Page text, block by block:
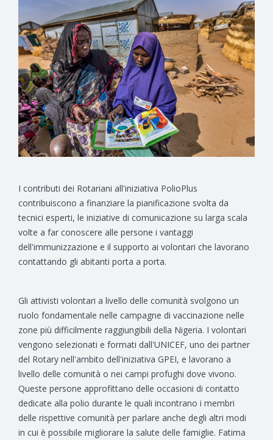
I contributi dei Rotariani all'iniziativa PolioPlus
contribuiscono a finanziare la pianificazione svolta da
tecnici esperti, le iniziative di comunicazione su larga scala
volte a far conoscere alle persone i vantaggi
dell'immunizzazione e il supporto ai volontari che lavorano
contattando gli abitanti porta a porta.
Gli attivisti volontari a livello delle comunità svolgono un
ruolo fondamentale nelle campagne di vaccinazione nelle
zone più difficilmente raggiungibili della Nigeria. I volontari
vengono selezionati e formati dall'UNICEF, uno dei partner
del Rotary nell'ambito dell'iniziativa GPEI, e lavorano a
livello delle comunità o nei campi profughi dove vivono.
Queste persone approfittano delle occasioni di contatto
dedicate alla polio durante le quali incontrano i membri
delle rispettive comunità per parlare anche degli altri modi
in cui è possibile migliorare la salute delle famiglie. Fatima